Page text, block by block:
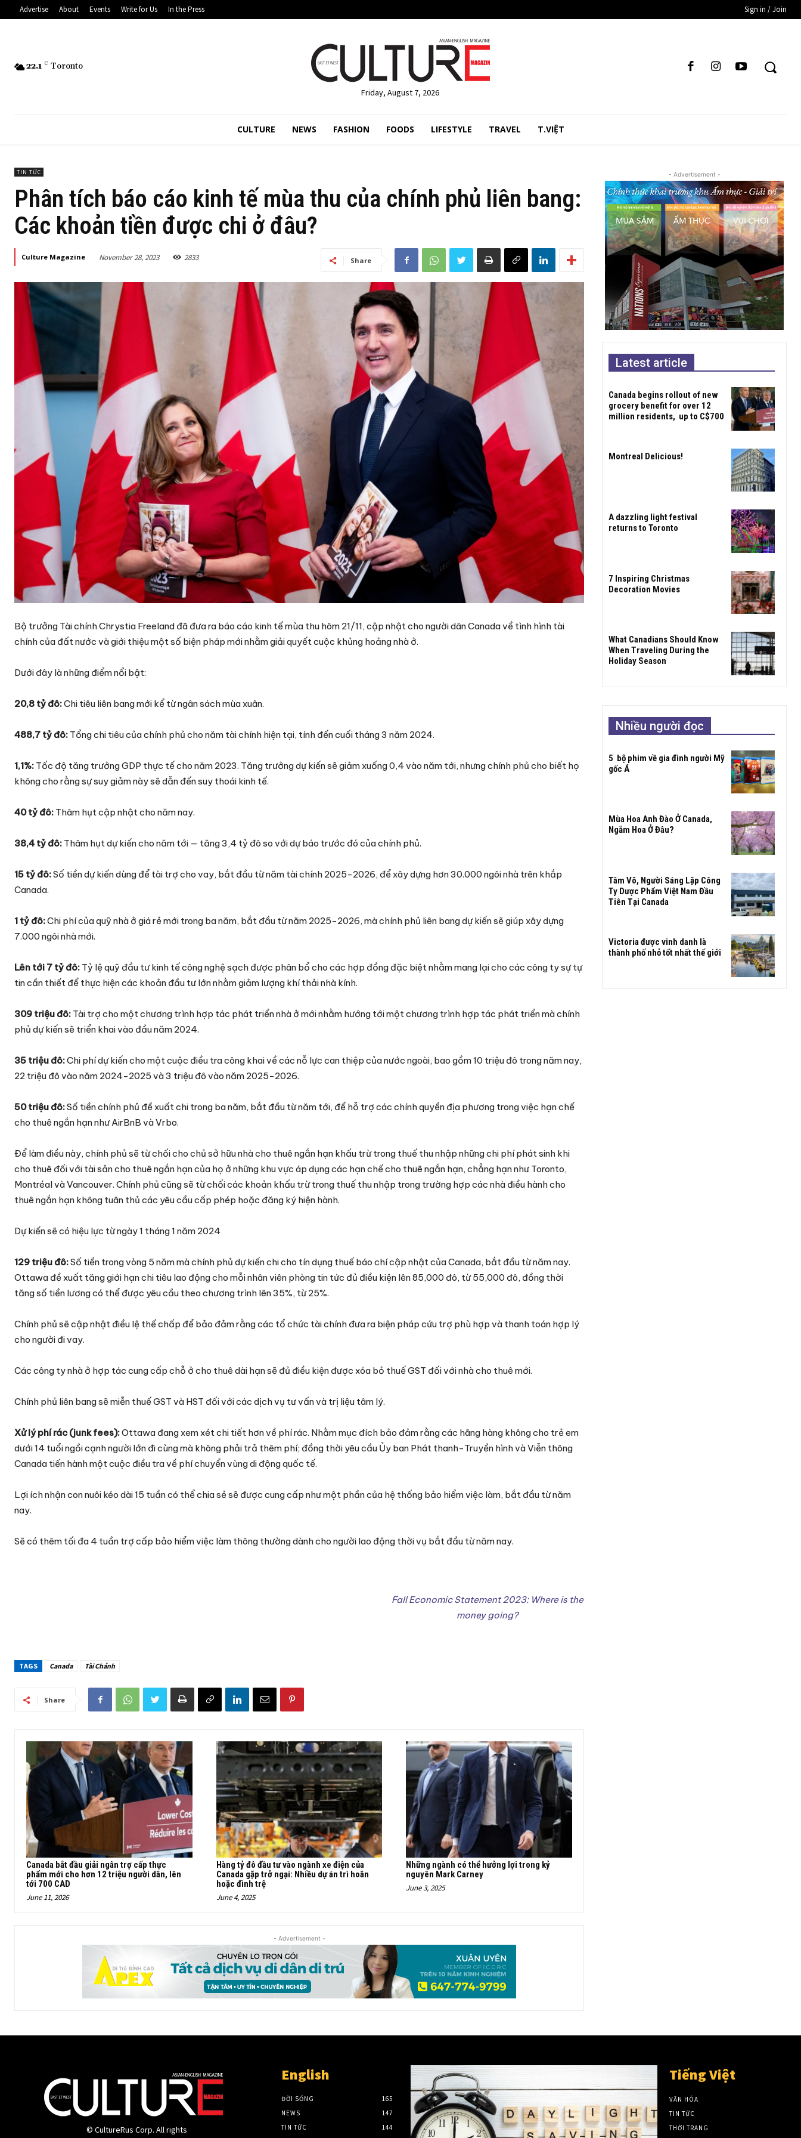
Advertise About Events Write for Us In the Press Sign in / Join
22.1 C Toronto
Friday, August 7, 2026
CULTURE NEWS FASHION FOODS LIFESTYLE TRAVEL T.VIỆT
TIN TỨC
Phân tích báo cáo kinh tế mùa thu của chính phủ liên bang:
Các khoản tiền được chi ở đâu?
Culture Magazine November 28, 2023 2833 Share
Bộ trưởng Tài chính Chrystia Freeland đã đưa ra báo cáo kinh tế mùa thu hôm 21/11, cập nhật cho người dân Canada về tình hình tài
chính của đất nước và giới thiệu một số biện pháp mới nhằm giải quyết cuộc khủng hoảng nhà ở.
Dưới đây là những điểm nổi bật:
20,8 tỷ đô:Chi tiêu liên bang mới kể từ ngân sách mùa xuân.
488,7 tỷ đô: Tổng chi tiêu của chính phủ cho năm tài chính hiện tại, tính đến cuối tháng 3 năm 2024.
1,1%: Tốc độ tăng trưởng GDP thực tế cho năm 2023. Tăng trưởng dự kiến sẽ giảm xuống 0,4 vào năm tới, nhưng chính phủ cho biết họ
không cho rằng sự suy giảm này sẽ dẫn đến suy thoái kinh tế.
40 tỷ đô: Thâm hụt cập nhật cho năm nay.
38,4 tỷ đô: Thâm hụt dự kiến cho năm tới — tăng 3,4 tỷ đô so với dự báo trước đó của chính phủ.
15 tỷ đô:Số tiền dự kiến dùng để tài trợ cho vay, bắt đầu từ năm tài chính 2025-2026, để xây dựng hơn 30.000 ngôi nhà trên khắp
Canada.
1 tỷ đô:Chi phí của quỹ nhà ở giá rẻ mới trong ba năm, bắt đầu từ năm 2025-2026, mà chính phủ liên bang dự kiến sẽ giúp xây dựng
7.000 ngôi nhà mới.
Lên tới 7 tỷ đô: Tỷ lệ quỹ đầu tư kinh tế công nghệ sạch được phân bổ cho các hợp đồng đặc biệt nhằm mang lại cho các công ty sự tự
tin cần thiết để thực hiện các khoản đầu tư lớn nhằm giảm lượng khí thải nhà kính.
309 triệu đô: Tài trợ cho một chương trình hợp tác phát triển nhà ở mới nhằm hướng tới một chương trình hợp tác phát triển mà chính
phủ dự kiến sẽ triển khai vào đầu năm 2024.
35 triệu đô:Chi phí dự kiến cho một cuộc điều tra công khai về các nỗ lực can thiệp của nước ngoài, bao gồm 10 triệu đô trong năm nay,
22 triệu đô vào năm 2024-2025 và 3 triệu đô vào năm 2025-2026.
50 triệu đô:Số tiền chính phủ đề xuất chi trong ba năm, bắt đầu từ năm tới, để hỗ trợ các chính quyền địa phương trong việc hạn chế
cho thuê ngắn hạn như AirBnB và Vrbo.
Để làm điều này, chính phủ sẽ từ chối cho chủ sở hữu nhà cho thuê ngắn hạn khấu trừ trong thuế thu nhập những chi phí phát sinh khi
cho thuê đối với tài sản cho thuê ngắn hạn của họ ở những khu vực áp dụng các hạn chế cho thuê ngắn hạn, chẳng hạn như Toronto,
Montréal và Vancouver. Chính phủ cũng sẽ từ chối các khoản khấu trừ trong thuế thu nhập trong trường hợp các nhà điều hành cho
thuê ngắn hạn không tuân thủ các yêu cầu cấp phép hoặc đăng ký hiện hành.
Dự kiến sẽ có hiệu lực từ ngày 1 tháng 1 năm 2024
129 triệu đô:Số tiền trong vòng 5 năm mà chính phủ dự kiến chi cho tín dụng thuế báo chí cập nhật của Canada, bắt đầu từ năm nay.
Ottawa đề xuất tăng giới hạn chi tiêu lao động cho mỗi nhân viên phòng tin tức đủ điều kiện lên 85,000 đô, từ 55,000 đô, đồng thời
tăng số tiền lương có thể được yêu cầu theo chương trình lên 35%, từ 25%.
Chính phủ sẽ cập nhật điều lệ thế chấp để bảo đảm rằng các tổ chức tài chính đưa ra biện pháp cứu trợ phù hợp và thanh toán hợp lý
cho người đi vay.
Các công ty nhà ở hợp tác cung cấp chỗ ở cho thuê dài hạn sẽ đủ điều kiện được xóa bỏ thuế GST đối với nhà cho thuê mới.
Chính phủ liên bang sẽ miễn thuế GST và HST đối với các dịch vụ tư vấn và trị liệu tâm lý.
Xử lý phí rác (junk fees):Ottawa đang xem xét chi tiết hơn về phí rác. Nhằm mục đích bảo đảm rằng các hãng hàng không cho trẻ em
dưới 14 tuổi ngồi cạnh người lớn đi cùng mà không phải trả thêm phí; đồng thời yêu cầu Ủy ban Phát thanh-Truyền hình và Viễn thông
Canada tiến hành một cuộc điều tra về phí chuyển vùng di động quốc tế.
Lợi ích nhận con nuôi kéo dài 15 tuần có thể chia sẻ sẽ được cung cấp như một phần của hệ thống bảo hiểm việc làm, bắt đầu từ năm
nay.
Sẽ có thêm tối đa 4 tuần trợ cấp bảo hiểm việc làm thông thường dành cho người lao động thời vụ bắt đầu từ năm nay.
Fall Economic Statement 2023: Where is the
money going?
TAGS Canada Tài Chánh
Share
Canada bắt đầu giải ngân trợ cấp thực
phẩm mới cho hơn 12 triệu người dân, lên
tới 700 CAD
June 11, 2026
Hàng tỷ đô đầu tư vào ngành xe điện của
Canada gặp trở ngại: Nhiều dự án trì hoãn
hoặc đình trệ
June 4, 2025
Những ngành có thể hưởng lợi trong kỷ
nguyên Mark Carney
June 3, 2025
- Advertisement -
- Advertisement -
Latest article
Canada begins rollout of new
grocery benefit for over 12
million residents, up to C$700
Montreal Delicious!
A dazzling light festival
returns to Toronto
7 Inspiring Christmas
Decoration Movies
What Canadians Should Know
When Traveling During the
Holiday Season
Nhiều người đọc
5 bộ phim về gia đình người Mỹ
gốc Á
Mùa Hoa Anh Đào Ở Canada,
Ngắm Hoa Ở Đâu?
Tâm Võ, Người Sáng Lập Công
Ty Dược Phẩm Việt Nam Đầu
Tiên Tại Canada
Victoria được vinh danh là
thành phố nhỏ tốt nhất thế giới
© CultureRus Corp. All rights
English
ĐỜI SỐNG
165
NEWS
147
TIN TỨC
144
Tiếng Việt
VĂN HÓA
TIN TỨC
THỜI TRANG